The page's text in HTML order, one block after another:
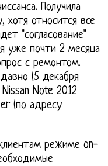
Получила
хотя относится все
"согласование"
почти 2 месяца
с ремонтом.
(5 декабря
Note 2012
(по адресу
режиме on-